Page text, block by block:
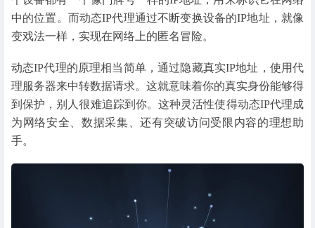
中的位置。而动态IP代理通过不断变换设备的IP地址，就像
变戏法一样，实现在网络上的匿名冒险。
动态IP代理的原理相当简单，通过隐藏真实IP地址，使用代
理服务器来中转数据请求。这就意味着你的真实身份能够得
到保护，别人很难追踪到你。这种灵活性使得动态IP代理成
为网络安全、数据采集、还有突破访问受限内容的理想助
手。